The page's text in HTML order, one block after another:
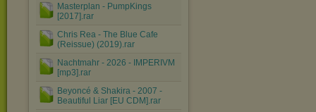
Masterplan - PumpKings
[2017].rar
Chris Rea - The Blue Cafe
(Reissue) (2019).rar
Nachtmahr - 2026 - IMPERIVM
[mp3].rar
Beyoncé & Shakira - 2007 -
Beautiful Liar [EU CDM].rar